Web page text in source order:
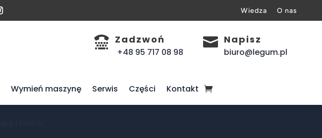
Wiedza O nas
 Zadzwoń
+48 95 717 08 98
 Napisz
biuro@legum.pl
Wymień maszynę Serwis Części Kontakt